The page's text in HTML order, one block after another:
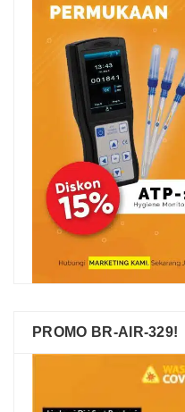
PROMO BR-AIR-329!